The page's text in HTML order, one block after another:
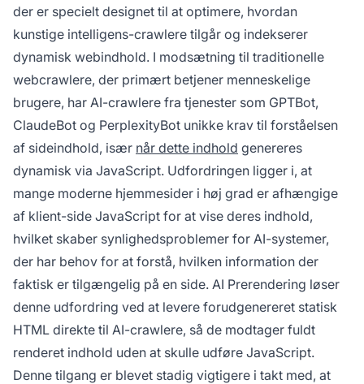
der er specielt designet til at optimere, hvordan
kunstige intelligens-crawlere tilgår og indekserer
dynamisk webindhold. I modsætning til traditionelle
webcrawlere, der primært betjener menneskelige
brugere, har AI-crawlere fra tjenester som GPTBot,
ClaudeBot og PerplexityBot unikke krav til forståelsen
af sideindhold, især når dette indhold genereres
dynamisk via JavaScript. Udfordringen ligger i, at
mange moderne hjemmesider i høj grad er afhængige
af klient-side JavaScript for at vise deres indhold,
hvilket skaber synlighedsproblemer for AI-systemer,
der har behov for at forstå, hvilken information der
faktisk er tilgængelig på en side. AI Prerendering løser
denne udfordring ved at levere forudgenereret statisk
HTML direkte til AI-crawlere, så de modtager fuldt
renderet indhold uden at skulle udføre JavaScript.
Denne tilgang er blevet stadig vigtigere i takt med, at